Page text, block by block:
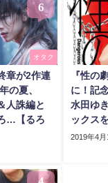
6
オタク
章が2作連
の夏、
人誅編と
…【るろ
『性の
に！記
水田ゆ
ックス
2019年4月